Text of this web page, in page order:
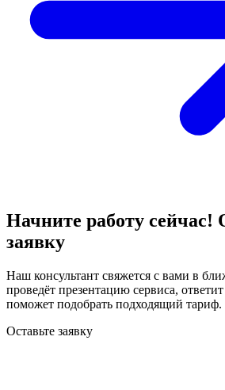
Начните работу сейчас!
заявку
Наш консультант свяжется с вами в
проведёт презентацию сервиса,
поможет подобрать подходящий тариф.
Оставьте заявку